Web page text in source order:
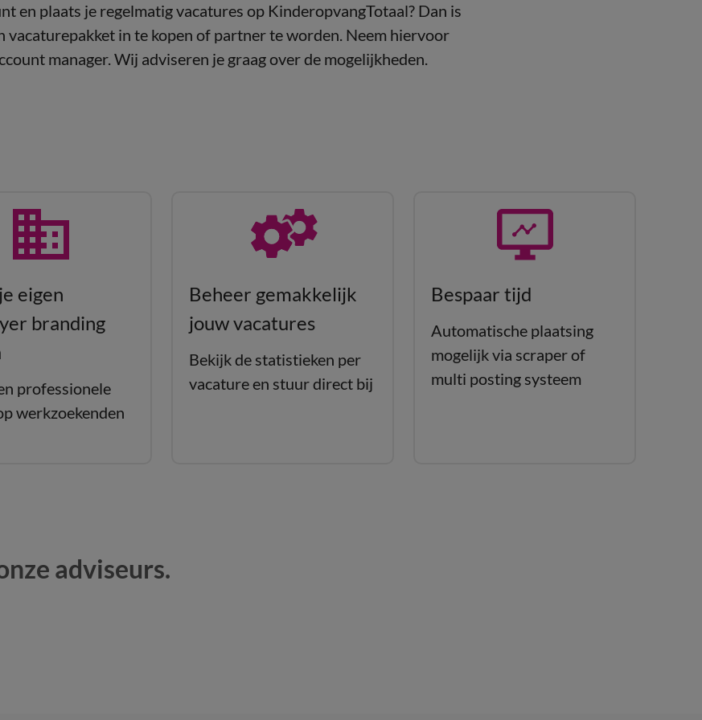
en plaats je regelmatig vacatures op KinderopvangTotaal? Dan is
vacaturepakket in te kopen of partner te worden. Neem hiervoor
manager. Wij adviseren je graag over de mogelijkheden.
eigen
branding
professionele
werkzoekenden
Beheer gemakkelijk
jouw vacatures
Bekijk de statistieken per
vacature en stuur direct bij
Bespaar tijd
Automatische plaatsing
mogelijk via scraper of
multi posting systeem
adviseurs.